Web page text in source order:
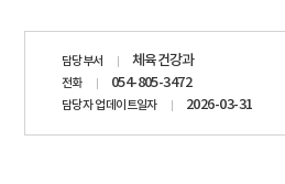
담당부서 체육건강과
전화 054-805-3472
담당자 업데이트일자 2026-03-31